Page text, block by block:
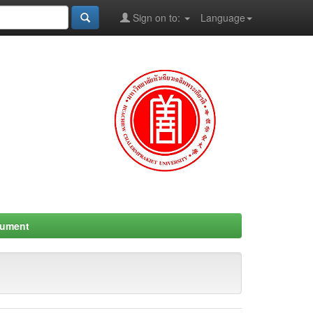
Language
Sign on to: